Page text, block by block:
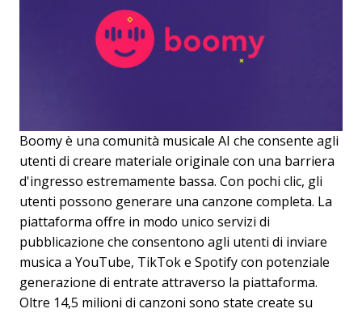
Boomy è una comunità musicale AI che consente agli
utenti di creare materiale originale con una barriera
d'ingresso estremamente bassa. Con pochi clic, gli
utenti possono generare una canzone completa. La
piattaforma offre in modo unico servizi di
pubblicazione che consentono agli utenti di inviare
musica a YouTube, TikTok e Spotify con potenziale
generazione di entrate attraverso la piattaforma.
Oltre 14,5 milioni di canzoni sono state create su